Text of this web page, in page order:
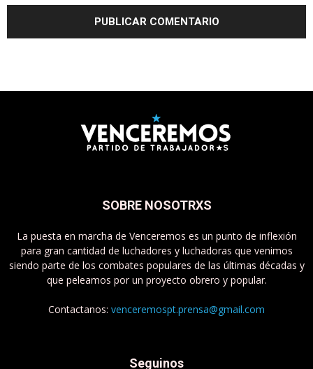
SOBRE NOSOTRXS
La puesta en marcha de Venceremos es un punto de inflexión
para gran cantidad de luchadores y luchadoras que venimos
siendo parte de los combates populares de las últimas décadas y
que peleamos por un proyecto obrero y popular.
Contactanos: venceremospt.prensa@gmail.com
Seguinos